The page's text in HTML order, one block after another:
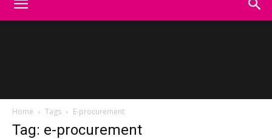
Home Tags E-procurement
Tag: e-procurement